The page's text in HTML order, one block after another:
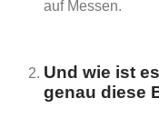
auf Messen.
Und wie ist
genau diese